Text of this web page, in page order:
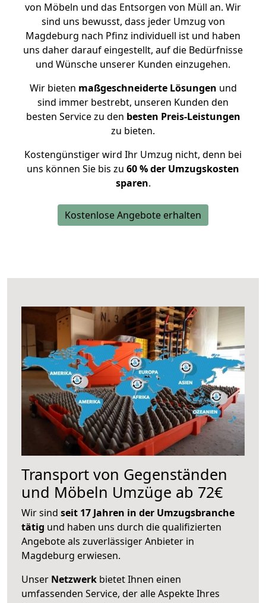
von Möbeln und das Entsorgen von Müll an. Wir
sind uns bewusst, dass jeder Umzug von
Magdeburg nach Pfinz individuell ist und haben
uns daher darauf eingestellt, auf die Bedürfnisse
und Wünsche unserer Kunden einzugehen.
Wir bieten maßgeschneiderte Lösungen und
sind immer bestrebt, unseren Kunden den
besten Service zu den besten Preis-Leistungen
zu bieten.
Kostengünstiger wird Ihr Umzug nicht, denn bei
uns können Sie bis zu 60 % der Umzugskosten
sparen.
Kostenlose Angebote erhalten
Transport von Gegenständen
und Möbeln Umzüge ab 72€
Wir sind seit 17 Jahren in der Umzugsbranche
tätig und haben uns durch die qualifizierten
Angebote als zuverlässiger Anbieter in
Magdeburg erwiesen.
Unser Netzwerk bietet Ihnen einen
umfassenden Service, der alle Aspekte Ihres